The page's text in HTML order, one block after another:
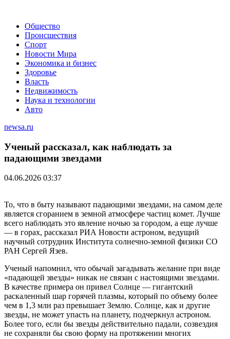
Общество
Происшествия
Спорт
Новости Мира
Экономика и бизнес
Здоровье
Власть
Недвижимость
Наука и технологии
Авто
newsa.ru
Ученый рассказал, как наблюдать за
падающими звездами
04.06.2026 03:37
То, что в быту называют падающими звездами, на самом деле
является сгоранием в земной атмосфере частиц комет. Лучше
всего наблюдать это явление ночью за городом, а еще лучше
— в горах, рассказал РИА Новости астроном, ведущий
научный сотрудник Института солнечно-земной физики СО
РАН Сергей Язев.
Ученый напомнил, что обычай загадывать желание при виде
«падающей звезды» никак не связан с настоящими звездами.
В качестве примера он привел Солнце — гигантский
раскаленный шар горячей плазмы, который по объему более
чем в 1,3 млн раз превышает Землю. Солнце, как и другие
звезды, не может упасть на планету, подчеркнул астроном.
Более того, если бы звезды действительно падали, созвездия
не сохраняли бы свою форму на протяжении многих